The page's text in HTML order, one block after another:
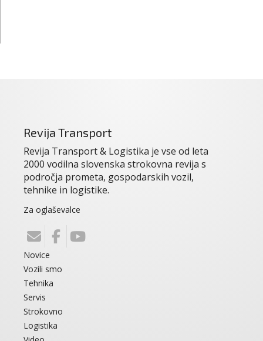
Revija Transport
Revija Transport & Logistika je vse od leta
2000 vodilna slovenska strokovna revija s
področja prometa, gospodarskih vozil,
tehnike in logistike.
Za oglaševalce
Novice
Vozili smo
Tehnika
Servis
Strokovno
Logistika